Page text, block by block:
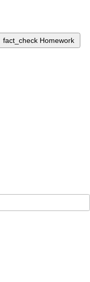
fact_check Homework